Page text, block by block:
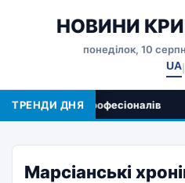
НОВИНИ
понеділок, 10
UA|
ТРЕНДИ ДНЯ
вибір професіоналів
Марсіанські